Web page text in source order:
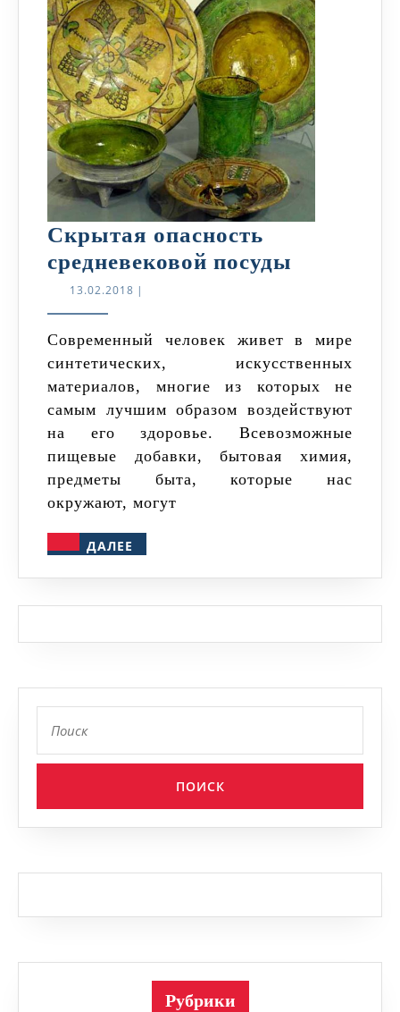
Скрытая опасность
средневековой посуды
посуды
13.02.2018 13.02.2018
|
Современный человек живет в мире
синтетических, искусственных
материалов, многие из которых не
самым лучшим образом воздействуют
на его здоровье. Всевозможные
пищевые добавки, бытовая химия,
предметы быта, которые нас
окружают, могут
ДАЛЕЕ
Рубрики